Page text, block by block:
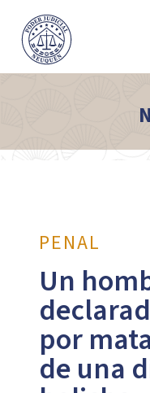
PENAL
Un
por
de una